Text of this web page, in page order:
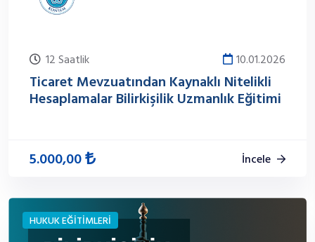
12 Saatlik 10.01.2026
Ticaret Mevzuatından Kaynaklı Nitelikli
Hesaplamalar Bilirkişilik Uzmanlık Eğitimi
5.000,00 İncele
HUKUK EĞİTİMLERİ